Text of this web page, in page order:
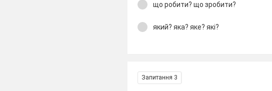
що робити? що зробити?
який? яка? яке? які?
Запитання 3